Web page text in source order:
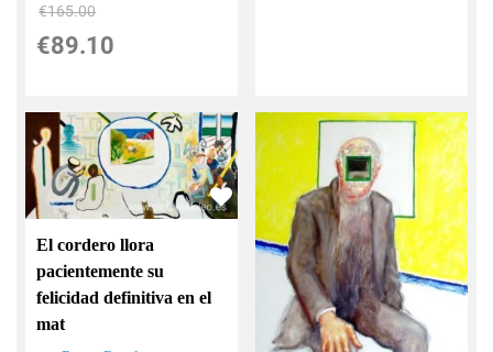
€165.00
€89.10
El cordero llora
pacientemente su
felicidad definitiva en el
mat